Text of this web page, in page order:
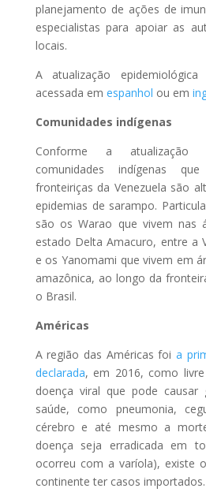
planejamento de ações de
especialistas para apoiar as
locais.
A atualização
acessada em espanhol ou em
Comunidades indígenas
Conforme a atualização
comunidades indígenas
fronteiriças da Venezuela são
epidemias de sarampo.
são os Warao que vivem nas
estado Delta Amacuro, entre a
e os Yanomami que vivem em
amazônica, ao longo da
o Brasil.
Américas
A região das Américas foi a
declarada, em 2016, como
doença viral que pode causar
saúde, como pneumonia,
cérebro e até mesmo a
doença seja erradicada em
ocorreu com a varíola), existe
continente ter casos importados.